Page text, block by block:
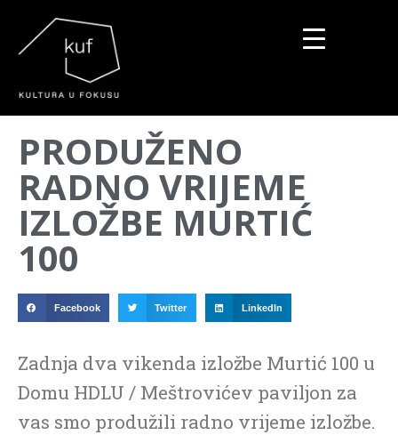
PRODUŽENO
RADNO VRIJEME
IZLOŽBE MURTIĆ
100
Facebook Twitter LinkedIn
Zadnja dva vikenda izložbe Murtić 100 u
Domu HDLU / Meštrovićev paviljon za
vas smo produžili radno vrijeme izložbe.
▼
▼